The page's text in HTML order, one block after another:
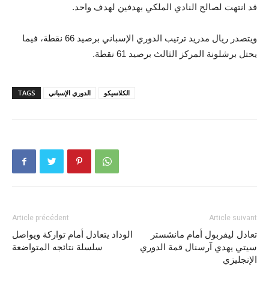
قد انتهت لصالح النادي الملكي بهدفين لهدف واحد.
ويتصدر ريال مدريد ترتيب الدوري الإسباني برصيد 66 نقطة، فيما
يحتل برشلونة المركز الثالث برصيد 61 نقطة.
TAGS الدوري الإسباني الكلاسيكو
Article précédent
الوداد يتعادل أمام تواركة ويواصل
سلسلة نتائجه المتواضعة
Article suivant
تعادل ليفربول أمام مانشستر
سيتي يهدي آرسنال قمة الدوري
الإنجليزي